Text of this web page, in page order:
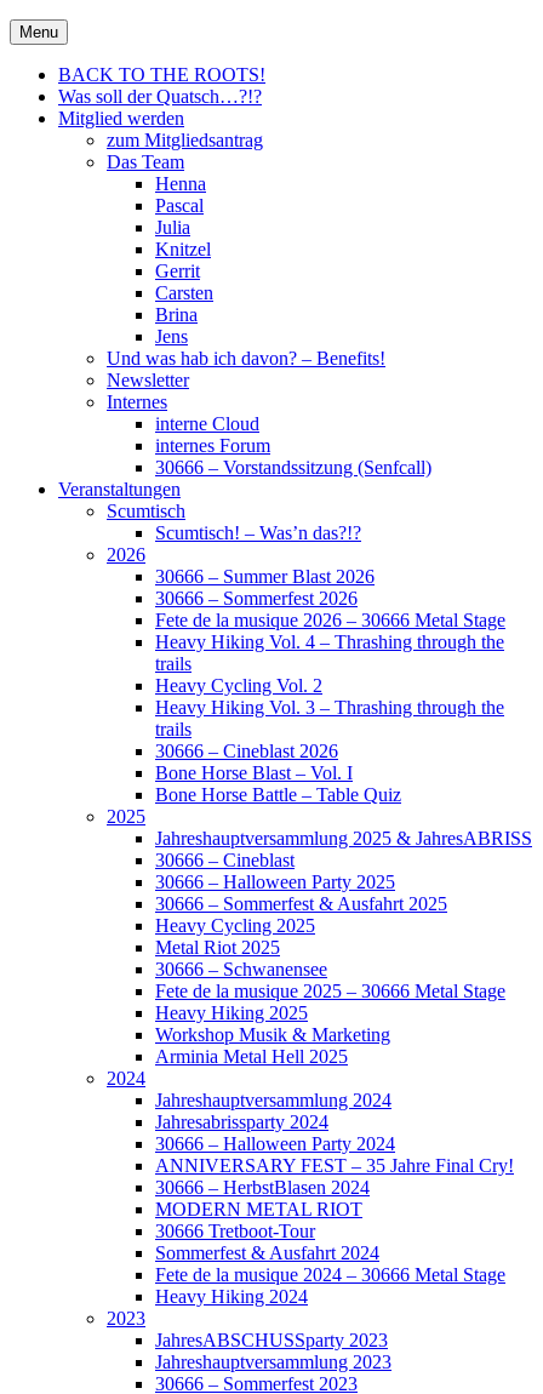
Skip
to
content
30666 – City Of Metal e.V.
Metal für Hannover \m/
Menu
BACK TO THE ROOTS!
Was soll der Quatsch…?!?
Mitglied werden
zum Mitgliedsantrag
Das Team
Henna
Pascal
Julia
Knitzel
Gerrit
Carsten
Brina
Jens
Und was hab ich davon? – Benefits!
Newsletter
Internes
interne Cloud
internes Forum
30666 – Vorstandssitzung (Senfcall)
Veranstaltungen
Scumtisch
Scumtisch! – Was’n das?!?
2026
30666 – Summer Blast 2026
30666 – Sommerfest 2026
Fete de la musique 2026 – 30666 Metal Stage
Heavy Hiking Vol. 4 – Thrashing through the
trails
Heavy Cycling Vol. 2
Heavy Hiking Vol. 3 – Thrashing through the
trails
30666 – Cineblast 2026
Bone Horse Blast – Vol. I
Bone Horse Battle – Table Quiz
2025
Jahreshauptversammlung 2025 & JahresABRISS
30666 – Cineblast
30666 – Halloween Party 2025
30666 – Sommerfest & Ausfahrt 2025
Heavy Cycling 2025
Metal Riot 2025
30666 – Schwanensee
Fete de la musique 2025 – 30666 Metal Stage
Heavy Hiking 2025
Workshop Musik & Marketing
Arminia Metal Hell 2025
2024
Jahreshauptversammlung 2024
Jahresabrissparty 2024
30666 – Halloween Party 2024
ANNIVERSARY FEST – 35 Jahre Final Cry!
30666 – HerbstBlasen 2024
MODERN METAL RIOT
30666 Tretboot-Tour
Sommerfest & Ausfahrt 2024
Fete de la musique 2024 – 30666 Metal Stage
Heavy Hiking 2024
2023
JahresABSCHUSSparty 2023
Jahreshauptversammlung 2023
30666 – Sommerfest 2023